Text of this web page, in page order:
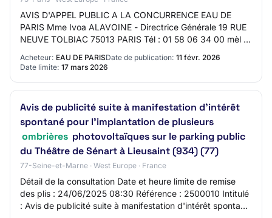
AVIS D'APPEL PUBLIC A LA CONCURRENCE EAU DE
PARIS Mme Ivoa ALAVOINE - Directrice Générale 19 RUE
NEUVE TOLBIAC 75013 PARIS Tél : 01 58 06 34 00 mèl :
Acheteur: EAU DE PARISDate de publication: 11 févr. 2026
Date limite: 17 mars 2026
Avis de publicité suite à manifestation d'intérêt
spontané pour l'implantation de plusieurs
ombrières photovoltaïques sur le parking public
du Théâtre de Sénart à Lieusaint (934) (77)
77-Seine-et-Marne · West Europe · France
Détail de la consultation Date et heure limite de remise
des plis : 24/06/2025 08:30 Référence : 2500010 Intitulé
: Avis de publicité suite à manifestation d'intérêt spontané